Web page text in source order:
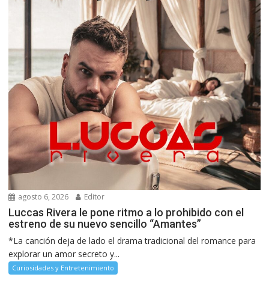
agosto 6, 2026 Editor
Luccas Rivera le pone ritmo a lo prohibido con el
estreno de su nuevo sencillo “Amantes”
*La canción deja de lado el drama tradicional del romance para
explorar un amor secreto y...
Curiosidades y Entretenimiento